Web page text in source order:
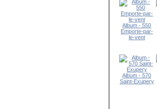
Album - 550
Emporte-par-
le-vent
Album - 570
Saint-Exupery